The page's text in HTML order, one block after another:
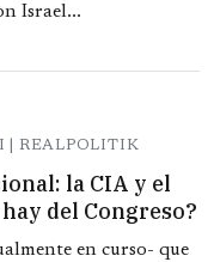
Israel...
| REALPOLITIK
la CIA y el
del Congreso?
en curso- que